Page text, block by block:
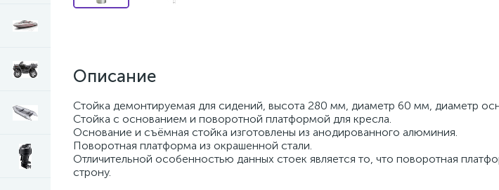
Описание
Стойка демонтируемая для сидений, высота 280 мм, диаметр 60 мм, диаметр
Стойка с основанием и поворотной платформой для кресла.
Основание и съёмная стойка изготовлены из анодированного алюминия.
Поворотная платформа из окрашенной стали.
Отличительной особенностью данных стоек является то, что поворотная
строну.